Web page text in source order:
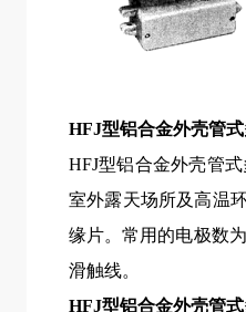
HFJ型铝合金外壳管
HFJ型铝合金外壳管
室外露天场所及高温
缘片。常用的电极数
滑触线。
HFJ型铝合金外壳管